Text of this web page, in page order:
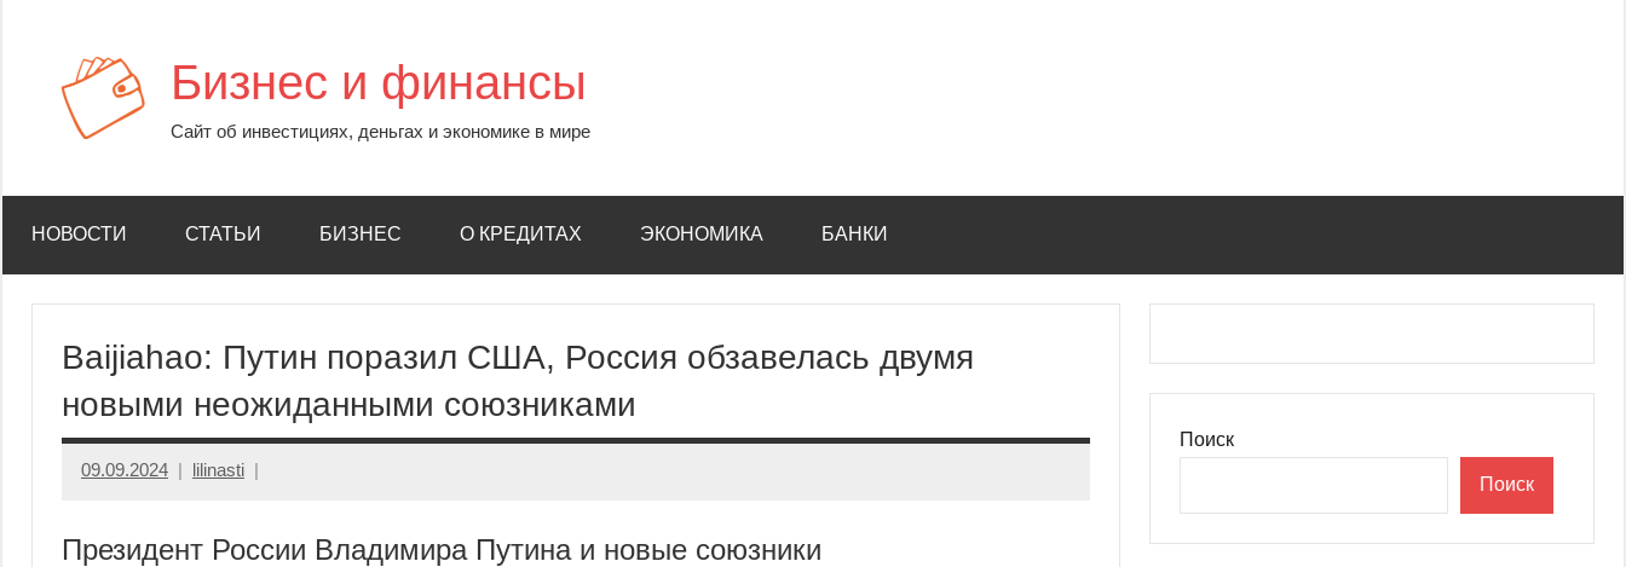
содержимому
Бизнес и финансы
Сайт об инвестициях, деньгах и экономике в мире
НОВОСТИ СТАТЬИ БИЗНЕС О КРЕДИТАХ ЭКОНОМИКА БАНКИ
Baijiahao: Путин поразил США, Россия обзавелась двумя
новыми неожиданными союзниками
09.09.2024 lilinasti
Президент России Владимира Путина и новые союзники
Поиск
Поиск